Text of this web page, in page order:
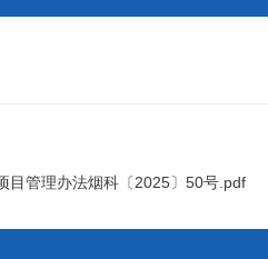
目管理办法烟科〔2025〕50号.pdf